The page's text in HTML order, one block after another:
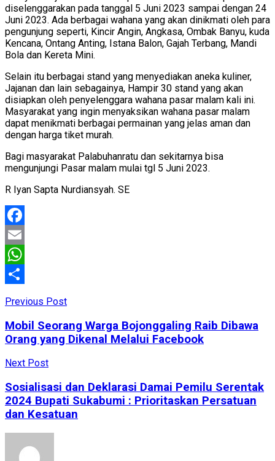
diselenggarakan pada tanggal 5 Juni 2023 sampai dengan 24
Juni 2023. Ada berbagai wahana yang akan dinikmati oleh para
pengunjung seperti, Kincir Angin, Angkasa, Ombak Banyu, kuda
Kencana, Ontang Anting, Istana Balon, Gajah Terbang, Mandi
Bola dan Kereta Mini.
Selain itu berbagai stand yang menyediakan aneka kuliner,
Jajanan dan lain sebagainya, Hampir 30 stand yang akan
disiapkan oleh penyelenggara wahana pasar malam kali ini.
Masyarakat yang ingin menyaksikan wahana pasar malam
dapat menikmati berbagai permainan yang jelas aman dan
dengan harga tiket murah.
Bagi masyarakat Palabuhanratu dan sekitarnya bisa
mengunjungi Pasar malam mulai tgl 5 Juni 2023.
R Iyan Sapta Nurdiansyah. SE
Facebook
Email
WhatsApp
Previous Post
Mobil Seorang Warga Bojonggaling Raib Dibawa
Orang yang Dikenal Melalui Facebook
Next Post
Sosialisasi dan Deklarasi Damai Pemilu Serentak
2024 Bupati Sukabumi : Prioritaskan Persatuan
dan Kesatuan